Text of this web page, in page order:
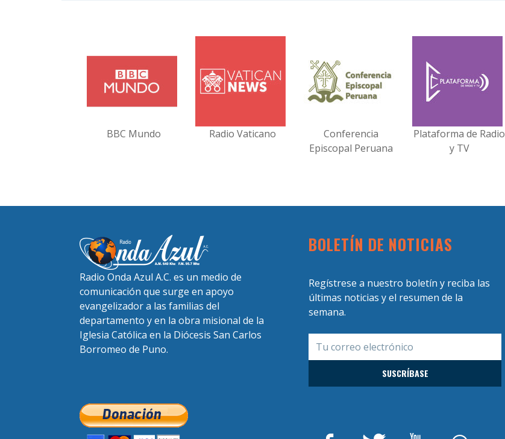
BBC Mundo Radio Vaticano
Conferencia
Episcopal Peruana
Plataforma de Radio
y TV
Radio Onda Azul A.C. es un medio de
comunicación que surge en apoyo
evangelizador a las familias del
departamento y en la obra misional de la
Iglesia Católica en la Diócesis San Carlos
Borromeo de Puno.
BOLETÍN DE NOTICIAS
Regístrese a nuestro boletín y reciba las
últimas noticias y el resumen de la
semana.